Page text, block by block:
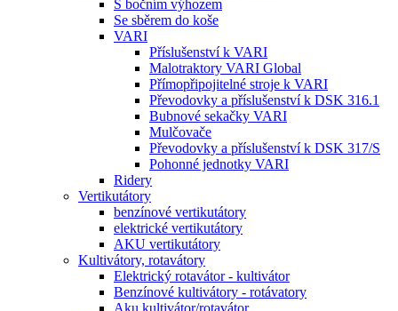
S bočním výhozem
Se sběrem do koše
VARI
Příslušenství k VARI
Malotraktory VARI Global
Přímopřipojitelné stroje k VARI
Převodovky a příslušenství k DSK 316.1
Bubnové sekačky VARI
Mulčovače
Převodovky a příslušenství k DSK 317/S
Pohonné jednotky VARI
Ridery
Vertikutátory
benzínové vertikutátory
elektrické vertikutátory
AKU vertikutátory
Kultivátory, rotavátory
Elektrický rotavátor - kultivátor
Benzínové kultivátory - rotávatory
Aku kultivátor/rotavátor